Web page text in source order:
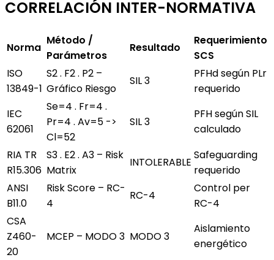
CORRELACIÓN INTER-NORMATIVA
Norma
Método /
Parámetros
Resultado
Requerimiento
SCS
ISO
13849-1
S2 . F2 . P2 –
Gráfico Riesgo
SIL 3
PFHd según PLr
requerido
IEC
62061
Se=4 . Fr=4 .
Pr=4 . Av=5 ->
Cl=52
SIL 3
PFH según SIL
calculado
RIA TR
R15.306
S3 . E2 . A3 – Risk
Matrix
INTOLERABLE
Safeguarding
requerido
ANSI
B11.0
Risk Score – RC-
4
RC-4
Control per
RC-4
CSA
Z460-
20
MCEP – MODO 3 MODO 3
Aislamiento
energético